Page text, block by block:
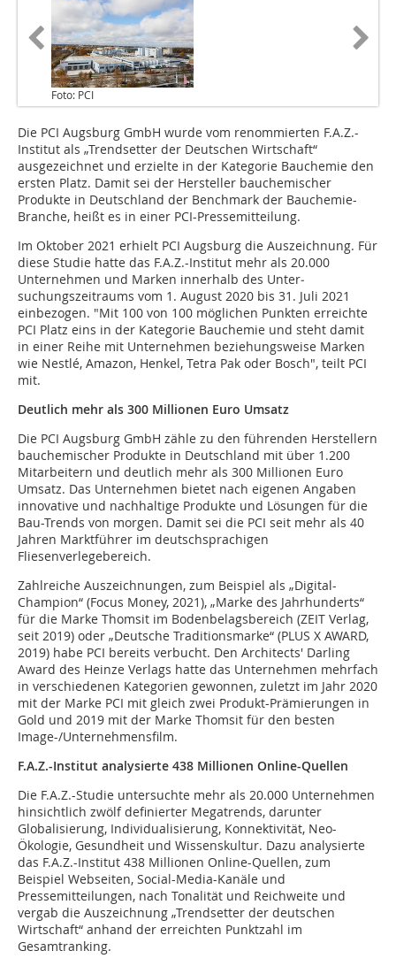
Foto: PCI
Die PCI Augsburg GmbH wurde vom renommier­ten F.A.Z.-
Institut als „Trendsetter der Deutschen Wirtschaft“
ausgezeich­net und erzielte in der Kategorie Bauchemie den
ersten Platz. Damit sei der Hersteller bauchemischer
Produkte in Deutschland der Benchmark der Bauchemie-
Branche, heißt es in einer PCI-Pressemitteilung.
Im Oktober 2021 erhielt PCI Augsburg die Auszeichnung. Für
diese Studie hatte das F.A.Z.-Institut mehr als 20.000
Unternehmen und Marken innerhalb des Unter­
suchungszeitraums vom 1. August 2020 bis 31. Juli 2021
einbezogen. "Mit 100 von 100 möglichen Punkten erreichte
PCI Platz eins in der Kategorie Bauche­mie und steht damit
in einer Reihe mit Unternehmen beziehungsweise Marken
wie Nestlé, Amazon, Henkel, Tetra Pak oder Bosch", teilt PCI
mit.
Deutlich mehr als 300 Millionen Euro Umsatz
Die PCI Augsburg GmbH zähle zu den führenden Herstellern
bauchemischer Produkte in Deutschland mit über 1.200
Mitarbeitern und deutlich mehr als 300 Millionen Euro
Umsatz. Das Unternehmen bietet nach eigenen Angaben
innovative und nachhaltige Produkte und Lösungen für die
Bau-Trends von morgen. Damit sei die PCI seit mehr als 40
Jahren Marktführer im deutschsprachigen
Fliesenverlegebereich.
Zahlreiche Auszeichnungen, zum Beispiel als „Digital-
Champion“ (Focus Money, 2021), „Marke des Jahrhunderts“
für die Marke Thomsit im Bodenbelagsbereich (ZEIT Verlag,
seit 2019) oder „Deutsche Traditionsmarke“ (PLUS X AWARD,
2019) habe PCI bereits verbucht. Den Architects' Darling
Award des Heinze Verlags hatte das Unternehmen mehrfach
in verschiedenen Kategorien gewonnen, zuletzt im Jahr 2020
mit der Marke PCI mit gleich zwei Produkt-Prämierungen in
Gold und 2019 mit der Marke Thomsit für den besten
Image-/Unternehmensfilm.
F.A.Z.-Institut analysierte 438 Millionen Online-Quellen
Die F.A.Z.-Studie untersuchte mehr als 20.000 Unternehmen
hinsichtlich zwölf definierter Megatrends, darunter
Globalisierung, Individualisierung, Konnektivi­tät, Neo-
Ökologie, Gesundheit und Wissenskultur. Dazu analysierte
das F.A.Z.-Institut 438 Millionen Online-Quellen, zum
Beispiel Webseiten, Social-Media-Kanäle und
Pressemitteilungen, nach Tonalität und Reichweite und
vergab die Auszeichnung „Trendsetter der deutschen
Wirtschaft“ anhand der erreichten Punktzahl im
Gesamtranking.